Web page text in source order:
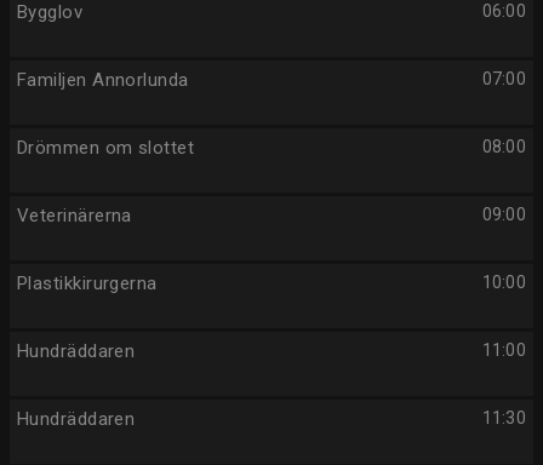
06:00
Bygglov
07:00
Familjen Annorlunda
08:00
Drömmen om slottet
09:00
Veterinärerna
10:00
Plastikkirurgerna
11:00
Hundräddaren
11:30
Hundräddaren